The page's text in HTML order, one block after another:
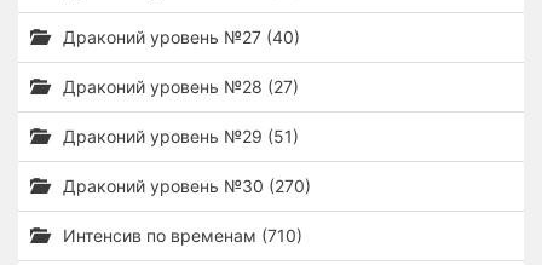
Драконий уровень №27 (40)
Драконий уровень №28 (27)
Драконий уровень №29 (51)
Драконий уровень №30 (270)
Интенсив по временам (710)